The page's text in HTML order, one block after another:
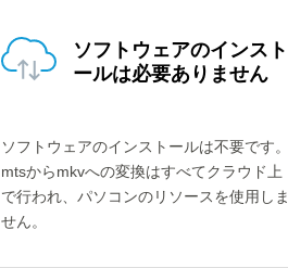
ソフトウェアのインスト
ールは必要ありません
ソフトウェアのインストールは不要です。
mtsからmkvへの変換はすべてクラウド上
で行われ、パソコンのリソースを使用しま
せん。